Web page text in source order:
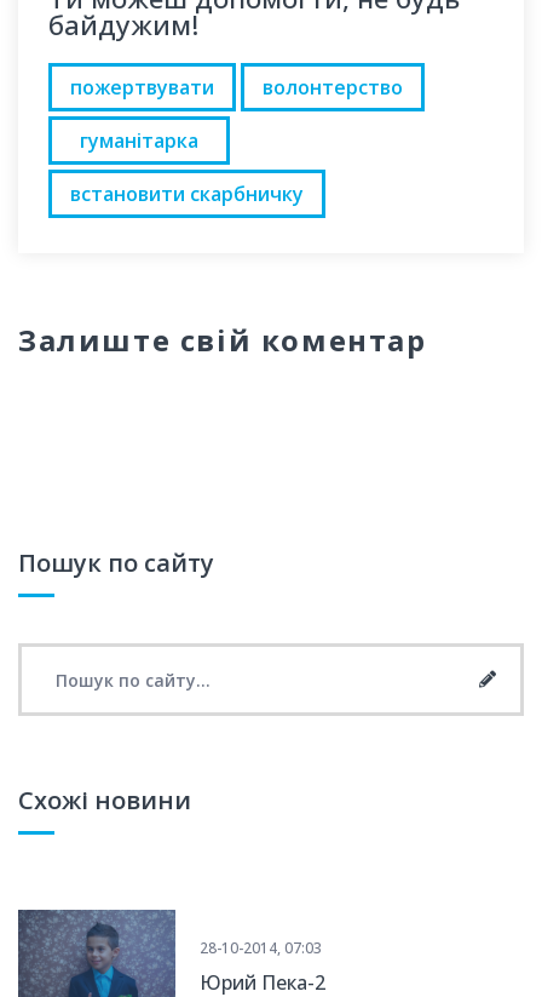
байдужим!
пожертвувати
волонтерство
гуманітарка
встановити скарбничку
Залиште свій коментар
Пошук по сайту
Схожі новини
28-10-2014, 07:03
Юрий Пека-2